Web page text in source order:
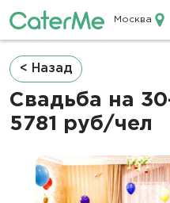
Москва
Строка
навигации
< Назад
Свадьба на
5781 руб/чел